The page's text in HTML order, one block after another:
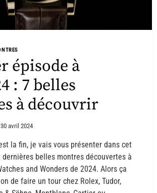
épisode à
: 7 belles
à découvrir
30 avril 2024
la fin, je vais vous présenter dans cet
belles montres découvertes à
and Wonders de 2024. Alors ça
de faire un tour chez Rolex, Tudor,